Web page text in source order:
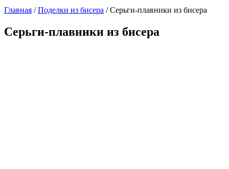
Главная / Поделки из бисера / Серьги-плавники из бисера
Серьги-плавники из бисера